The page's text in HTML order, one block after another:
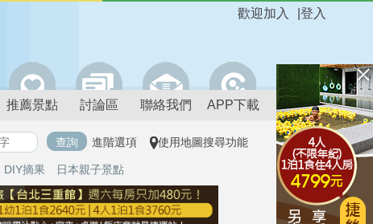
登入
歡迎加入
推薦景點 討論區 聯絡我們 APP下載
進階選項 使用地圖搜尋功能
DIY摘果 日本親子景點